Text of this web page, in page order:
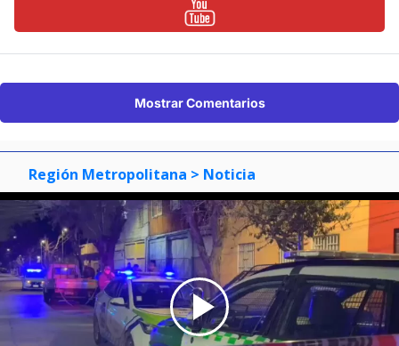
Mostrar Comentarios
Región Metropolitana > Noticia